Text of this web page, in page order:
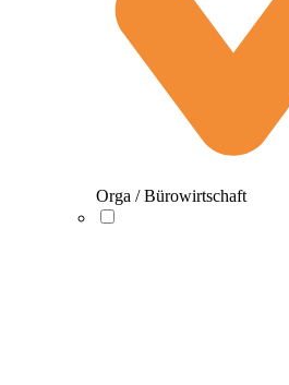
Orga / Bürowirtschaft